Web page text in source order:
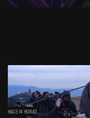
HACE 14 HORAS